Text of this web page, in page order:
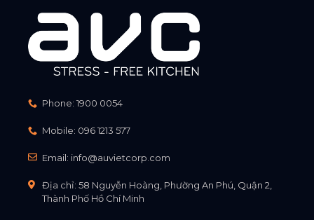
Phone: 1900 0054
Mobile: 096 1213 577
Email: info@auvietcorp.com
Địa chỉ: 58 Nguyễn Hoàng, Phường An Phú, Quận 2,
Thành Phố Hồ Chí Minh